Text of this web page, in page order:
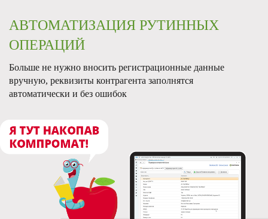
АВТОМАТИЗАЦИЯ РУТИННЫХ
ОПЕРАЦИЙ
Больше не нужно вносить регистрационные данные
вручную, реквизиты контрагента заполнятся
автоматически и без ошибок